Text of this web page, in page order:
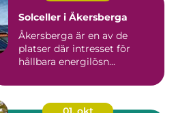
Solceller i Åkersberga
Åkersberga är en av de
platser där intresset för
hållbara energilösn...